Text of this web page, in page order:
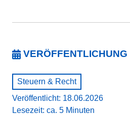
VERÖFFENTLICHUNG
Steuern & Recht
Veröffentlicht: 18.06.2026
Lesezeit: ca. 5 Minuten